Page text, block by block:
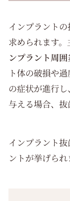
長期メンテナン
医院概要
インプラント
求められます。
ンプラント周囲
ト体の破損や
の症状が進行
与える場合、抜
インプラント
ントが挙げられ